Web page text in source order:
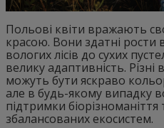
Польові квіти вражають
красою. Вони здатні рости
вологих лісів до сухих
велику адаптивність. Різні
можуть бути яскраво
але в будь-якому випадку
підтримки
збалансованих екосистем.